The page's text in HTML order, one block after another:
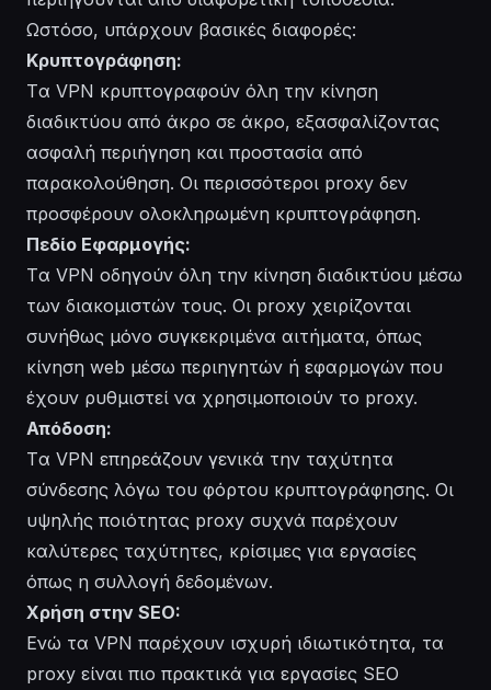
Ωστόσο, υπάρχουν βασικές διαφορές:
Κρυπτογράφηση:
Tα VPN κρυπτογραφούν όλη την κίνηση
διαδικτύου από άκρο σε άκρο, εξασφαλίζοντας
ασφαλή περιήγηση και προστασία από
παρακολούθηση. Οι περισσότεροι proxy δεν
προσφέρουν ολοκληρωμένη κρυπτογράφηση.
Πεδίο Εφαρμογής:
Tα VPN οδηγούν όλη την κίνηση διαδικτύου μέσω
των διακομιστών τους. Οι proxy χειρίζονται
συνήθως μόνο συγκεκριμένα αιτήματα, όπως
κίνηση web μέσω περιηγητών ή εφαρμογών που
έχουν ρυθμιστεί να χρησιμοποιούν το proxy.
Απόδοση:
Tα VPN επηρεάζουν γενικά την ταχύτητα
σύνδεσης λόγω του φόρτου κρυπτογράφησης. Οι
υψηλής ποιότητας proxy συχνά παρέχουν
καλύτερες ταχύτητες, κρίσιμες για εργασίες
όπως η συλλογή δεδομένων.
Χρήση στην SEO:
Ενώ τα VPN παρέχουν ισχυρή ιδιωτικότητα, τα
proxy είναι πιο πρακτικά για εργασίες SEO